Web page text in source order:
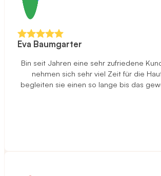
Eva Baumgarter
Bin seit Jahren eine sehr zufriedene
nehmen sich sehr viel Zeit für die
begleiten sie einen so lange bis das